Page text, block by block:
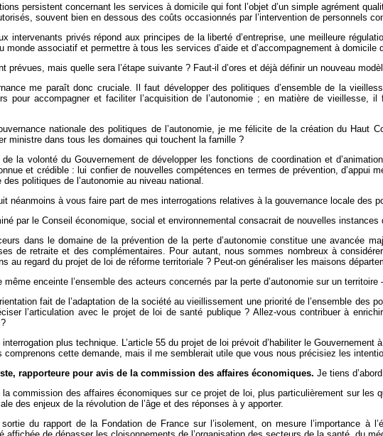
persistent concernant les services à domicile qui font l’objet d’un simple agrément
souvent bien en dessous des coûts occasionnés par l’intervention de personnels
intervenants privés répond aux principes de la liberté d’entreprise, une meilleure
monde associatif et permettre à tous les services d’aide et d’accompagnement à
prévues, mais quelle sera l’étape suivante ? Faut-il d’ores et déjà définir un nouveau
me paraît donc cruciale. Il faut développer des politiques d’ensemble de la
pour accompagner et faciliter l’acquisition de l’autonomie ; en matière de
nationale des politiques de l’autonomie, je me félicite de la création du Haut
ministre dans tous les domaines qui touchent la famille ?
la volonté du Gouvernement de développer les fonctions de coordination et
et crédible : lui confier de nouvelles compétences en termes de prévention, d’appui
politiques de l’autonomie au niveau national.
néanmoins à vous faire part de mes interrogations relatives à la gouvernance locale des
par le Conseil économique, social et environnemental consacrait de nouvelles
dans le domaine de la prévention de la perte d’autonomie constitue une avancée
de retraite et des complémentaires. Pour autant, nous sommes nombreux à
au regard du projet de loi de réforme territoriale ? Peut-on généraliser les maisons
même enceinte l’ensemble des acteurs concernés par la perte d’autonomie sur un
fait de l’adaptation de la société au vieillissement une priorité de l’ensemble
l’articulation avec le projet de loi de santé publique ? Allez-vous contribuer à
plus technique. L’article 55 du projet de loi prévoit d’habiliter le
cette demande, mais il me semblerait utile que vous nous précisiez les
rapporteure pour avis de la commission des affaires économiques. Je tiens
la commission des affaires économiques sur ce projet de loi, plus particulièrement sur
des enjeux de la révolution de l’âge et des réponses à y apporter.
du rapport de la Fondation de France sur l’isolement, on mesure l’importance à